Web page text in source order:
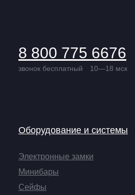
Оборудование и системы
Электронные замки
Минибары
Сейфы
8 800 775 6676
звонок бесплатный 10—18 мск